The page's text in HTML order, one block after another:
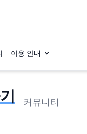
이용 안내
커뮤니티